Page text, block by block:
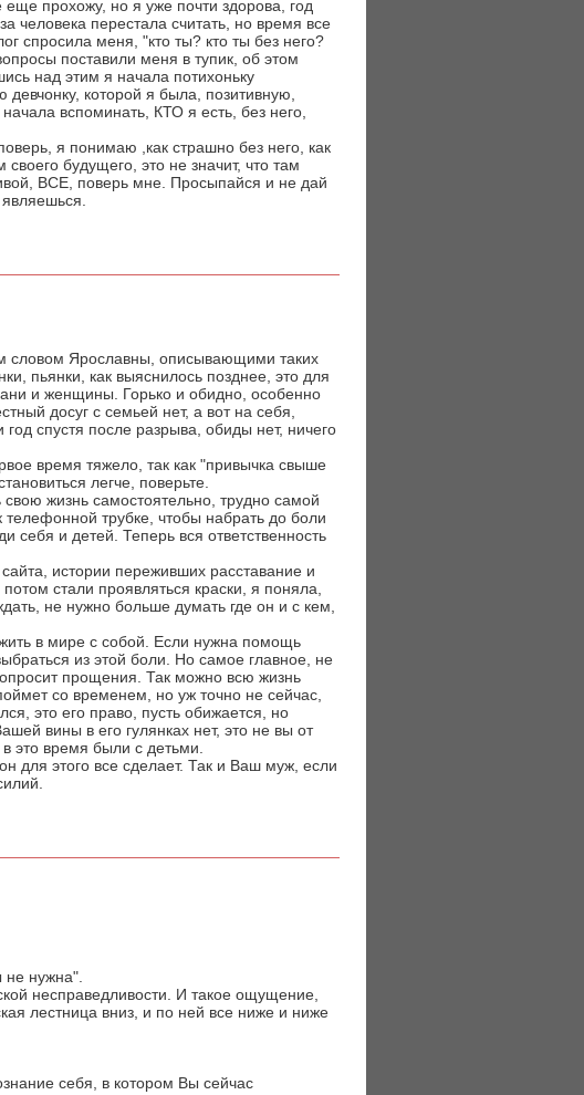
еще прохожу, но я уже почти здорова, год
человека перестала считать, но время все
спросила меня, "кто ты? кто ты без него?
поставили меня в тупик, об этом
над этим я начала потихоньку
девчонку, которой я была, позитивную,
вспоминать, КТО я есть, без него,
я понимаю ,как страшно без него, как
будущего, это не значит, что там
ВСЕ, поверь мне. Просыпайся и не дай
словом Ярославны, описывающими таких
пьянки, как выяснилось позднее, это для
и женщины. Горько и обидно, особенно
досуг с семьей нет, а вот на себя,
спустя после разрыва, обиды нет, ничего
время тяжело, так как "привычка свыше
легче, поверьте.
жизнь самостоятельно, трудно самой
телефонной трубке, чтобы набрать до боли
и детей. Теперь вся ответственность
истории переживших расставание и
стали проявляться краски, я поняла,
не нужно больше думать где он и с кем,
в мире с собой. Если нужна помощь
из этой боли. Но самое главное, не
прощения. Так можно всю жизнь
со временем, но уж точно не сейчас,
это его право, пусть обижается, но
вины в его гулянках нет, это не вы от
это время были с детьми.
для этого все сделает. Так и Ваш муж, если
не нужна".
несправедливости. И такое ощущение,
лестница вниз, и по ней все ниже и ниже
себя, в котором Вы сейчас